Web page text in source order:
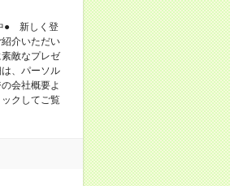
● 新しく登
介いただい
敵なプレゼ
、パーソル
会社概要よ
クしてご覧